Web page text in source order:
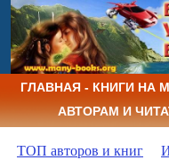
ГЛАВНАЯ - КНИГИ НА
АВТОРАМ И
ТОП авторов и книг